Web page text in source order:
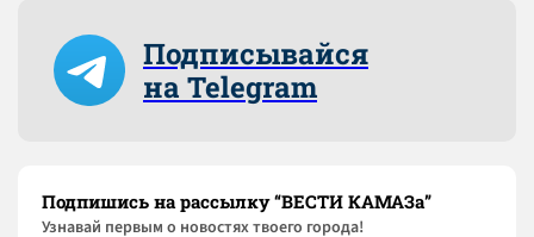
Подписывайся
на Telegram
Подпишись на рассылку “ВЕСТИ КАМАЗа”
Узнaвай первым о новостях твоего города!